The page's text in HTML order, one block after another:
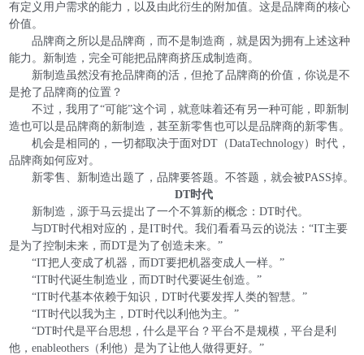
有定义用户需求的能力，以及由此衍生的附加值。这是品牌商的核心
价值。
品牌商之所以是品牌商，而不是制造商，就是因为拥有上述这种
能力。新制造，完全可能把品牌商挤压成制造商。
新制造虽然没有抢品牌商的活，但抢了品牌商的价值，你说是不
是抢了品牌商的位置？
不过，我用了“可能”这个词，就意味着还有另一种可能，即新制
造也可以是品牌商的新制造，甚至新零售也可以是品牌商的新零售。
机会是相同的，一切都取决于面对DT（DataTechnology）时代，
品牌商如何应对。
新零售、新制造出题了，品牌要答题。不答题，就会被PASS掉。
DT时代
新制造，源于马云提出了一个不算新的概念：DT时代。
与DT时代相对应的，是IT时代。我们看看马云的说法：“IT主要
是为了控制未来，而DT是为了创造未来。”
“IT把人变成了机器，而DT要把机器变成人一样。”
“IT时代诞生制造业，而DT时代要诞生创造。”
“IT时代基本依赖于知识，DT时代要发挥人类的智慧。”
“IT时代以我为主，DT时代以利他为主。”
“DT时代是平台思想，什么是平台？平台不是规模，平台是利
他，enableothers（利他）是为了让他人做得更好。”